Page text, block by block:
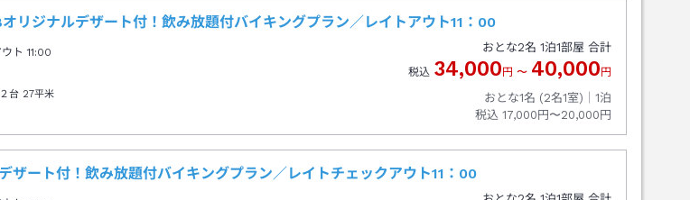
リジナルデザート付！飲み放題付バイキングプラン／レイトアウト11：00
ト 11:00
台 27平米
おとな2名 1泊1部屋 合計
税込 34,000 円 〜 40,000 円
おとな1名 (2名1室)｜ 1泊
税込 17,000円〜20,000円
ザート付！飲み放題付バイキングプラン／レイトチェックアウト11：00